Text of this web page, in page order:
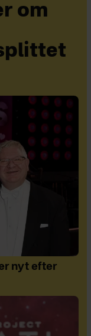
om
nyt efter